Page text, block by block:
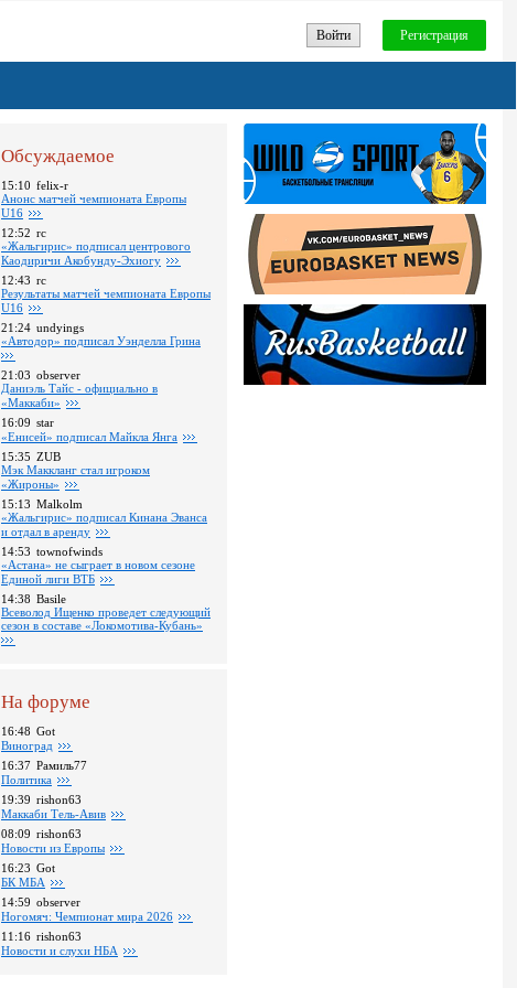
Войти Регистрация
Обсуждаемое
15:10 felix-r
Анонс матчей чемпионата Европы
U16
12:52 rc
«Жальгирис» подписал центрового
Каодиричи Акобунду-Эхиогу
12:43 rc
Pезультаты матчей чемпионата Европы
U16
21:24 undyings
«Автодор» подписал Уэнделла Грина
21:03 observer
Даниэль Тайс - официально в
«Маккаби»
16:09 star
«Енисей» подписал Майкла Янга
15:35 ZUB
Мэк Маккланг стал игроком
«Жироны»
15:13 Malkolm
«Жальгирис» подписал Кинана Эванса
и отдал в аренду
14:53 townofwinds
«Астана» не сыграет в новом сезоне
Единой лиги ВТБ
14:38 Basile
Всеволод Ищенко проведет следующий
сезон в составе «Локомотива-Кубань»
На форуме
16:48 Got
Виноград
16:37 Рамиль77
Политика
19:39 rishon63
Маккаби Тель-Авив
08:09 rishon63
Новости из Европы
16:23 Got
БК МБА
14:59 observer
Ногомяч: Чемпионат мира 2026
11:16 rishon63
Новости и слухи НБА